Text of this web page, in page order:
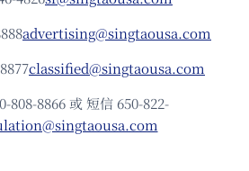
advertising@singtaousa.com
classified@singtaousa.com
808-8866 或 短信 650-822-